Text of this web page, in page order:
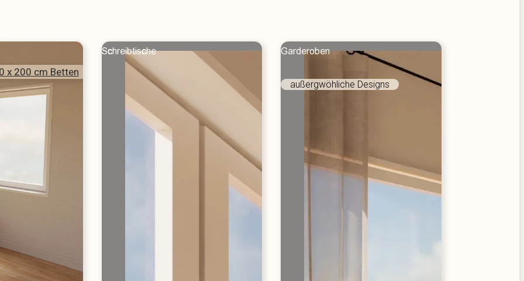
x 200 cm Betten 220cm - lange Betten Alle Größen ansehen!
Schreibtische Garderoben
außergwöhliche Designs